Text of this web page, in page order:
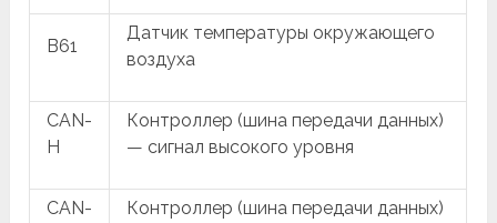
B61
Датчик температуры окружающего
воздуха
CAN-
H
Контроллер (шина передачи данных)
— сигнал высокого уровня
CAN-
Контроллер (шина передачи данных)